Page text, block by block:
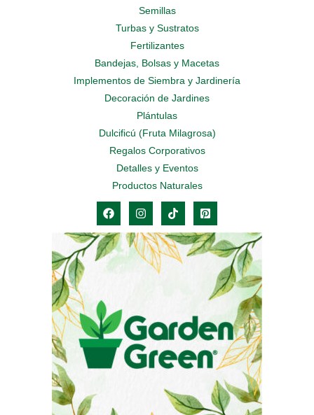
Semillas
Turbas y Sustratos
Fertilizantes
Bandejas, Bolsas y Macetas
Implementos de Siembra y Jardinería
Decoración de Jardines
Plántulas
Dulcificú (Fruta Milagrosa)
Regalos Corporativos
Detalles y Eventos
Productos Naturales